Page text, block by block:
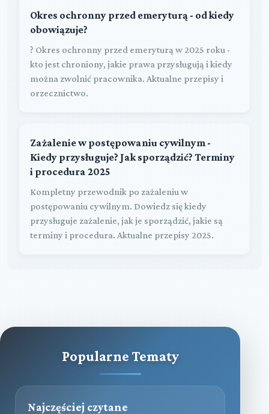
Okres ochronny przed emeryturą - od kiedy
obowiązuje?
? Okres ochronny przed emeryturą w 2025 roku -
kto jest chroniony, jakie prawa przysługują i kiedy
można zwolnić pracownika. Aktualne przepisy i
orzecznictwo.
Zażalenie w postępowaniu cywilnym -
Kiedy przysługuje? Jak sporządzić? Terminy
i procedura 2025
Kompletny przewodnik po zażaleniu w
postępowaniu cywilnym. Dowiedz się kiedy
przysługuje zażalenie, jak je sporządzić, jakie są
terminy i procedura. Aktualne przepisy 2025.
Popularne Tematy
Najczęściej czytane